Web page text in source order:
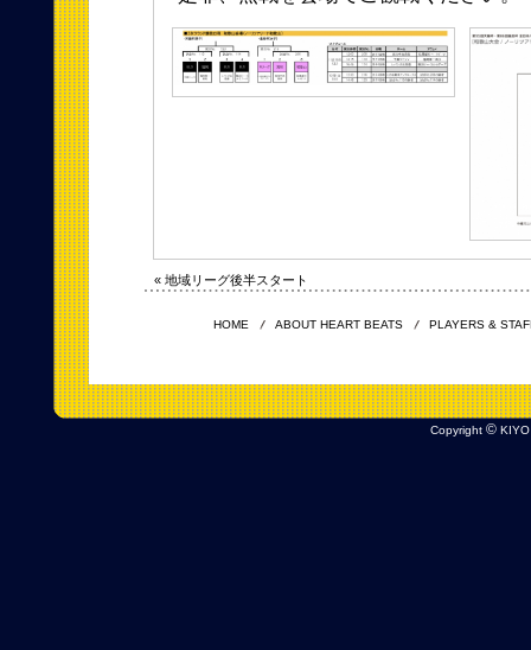
« 地域リーグ後半スタート
HOME ABOUT HEART BEATS PLAYERS &
Copyright ©KIYO